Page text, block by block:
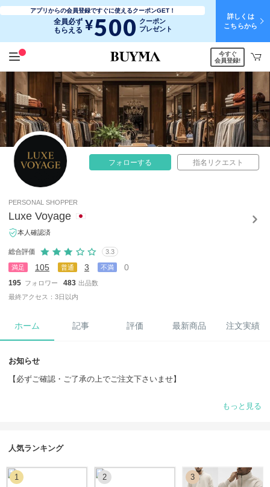
アプリからの会員登録ですぐに使えるクーポンGET！
全員必ず
もらえる ¥500 クーポン
プレゼント
詳しくは
こちらから
今すぐ
会員登録!
フォローする 指名リクエスト
PERSONAL SHOPPER
Luxe Voyage
本人確認済
総合評価 3.3
満足 105 普通 3 不満 0
195 フォロワー 483 出品数
最終アクセス：3日以内
ホーム 記事 評価 最新商品 注文実績
お知らせ
【必ずご確認・ご了承の上でご注文下さいませ】
当店の商品は海外からのお取り寄せがほとんどのため、ご注文前に必ず
2. 配送について
どお時間をいただきます。
BUYMAの配送期限は18日となっておりますが、それ以上かかる場合も
もっと見る
人気ランキング
1 2 3